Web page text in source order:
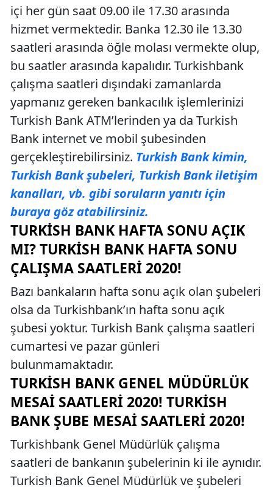
içi her gün saat 09.00 ile 17.30 arasında
hizmet vermektedir. Banka 12.30 ile 13.30
saatleri arasında öğle molası vermekte olup,
bu saatler arasında kapalıdır. Turkishbank
çalışma saatleri dışındaki zamanlarda
yapmanız gereken bankacılık işlemlerinizi
Turkish Bank ATM’lerinden ya da Turkish
Bank internet ve mobil şubesinden
gerçekleştirebilirsiniz. Turkish Bank kimin,
Turkish Bank şubeleri, Turkish Bank iletişim
kanalları, vb. gibi soruların yanıtı için
buraya göz atabilirsiniz.
TURKISH BANK HAFTA SONU AÇIK
MI? TURKISH BANK HAFTA SONU
ÇALIŞMA SAATLERI 2020!
Bazı bankaların hafta sonu açık olan şubeleri
olsa da Turkishbank’ın hafta sonu açık
şubesi yoktur. Turkish Bank çalışma saatleri
cumartesi ve pazar günleri
bulunmamaktadır.
TURKISH BANK GENEL MÜDÜRLÜK
MESAI SAATLERI 2020! TURKISH
BANK ŞUBE MESAI SAATLERI 2020!
Turkishbank Genel Müdürlük çalışma
saatleri de bankanın şubelerinin ki ile aynıdır.
Turkish Bank Genel Müdürlük ve şubeleri